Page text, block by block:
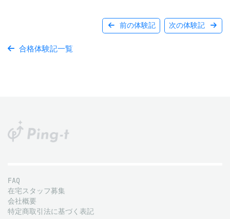
前の体験記 次の体験記
合格体験記一覧
FAQ
在宅スタッフ募集
会社概要
特定商取引法に基づく表記